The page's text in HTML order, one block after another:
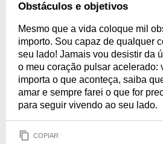
Obstáculos e objetivos
Mesmo que a vida coloque mil
importo. Sou capaz de qualquer
seu lado! Jamais vou desistir da
o meu coração pulsar acelerado:
importa o que aconteça, saiba
amar e sempre farei o que for
para seguir vivendo ao seu lado.
COPIAR